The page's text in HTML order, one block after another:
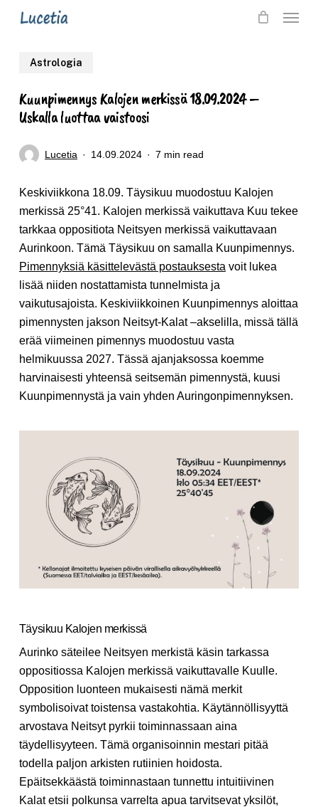
content
Menu
Astrologia
Kuunpimennys Kalojen merkissä 18.09.2024 –
Uskalla luottaa vaistoosi
Lucetia 14.09.2024 7 min read
Keskiviikkona 18.09. Täysikuu muodostuu Kalojen
merkissä 25°41. Kalojen merkissä vaikuttava Kuu tekee
tarkkaa oppositiota Neitsyen merkissä vaikuttavaan
Aurinkoon. Tämä Täysikuu on samalla Kuunpimennys.
Pimennyksiä käsittelevästä postauksesta voit lukea
lisää niiden nostattamista tunnelmista ja
vaikutusajoista. Keskiviikkoinen Kuunpimennys aloittaa
pimennysten jakson Neitsyt-Kalat –akselilla, missä tällä
erää viimeinen pimennys muodostuu vasta
helmikuussa 2027. Tässä ajanjaksossa koemme
harvinaisesti yhteensä seitsemän pimennystä, kuusi
Kuunpimennystä ja vain yhden Auringonpimennyksen.
Täysikuu Kalojen merkissä
Aurinko säteilee Neitsyen merkistä käsin tarkassa
oppositiossa Kalojen merkissä vaikuttavalle Kuulle.
Opposition luonteen mukaisesti nämä merkit
symbolisoivat toistensa vastakohtia. Käytännöllisyyttä
arvostava Neitsyt pyrkii toiminnassaan aina
täydellisyyteen. Tämä organisoinnin mestari pitää
todella paljon arkisten rutiinien hoidosta.
Epäitsekkäästä toiminnastaan tunnettu intuitiivinen
Kalat etsii polkunsa varrelta apua tarvitsevat yksilöt,